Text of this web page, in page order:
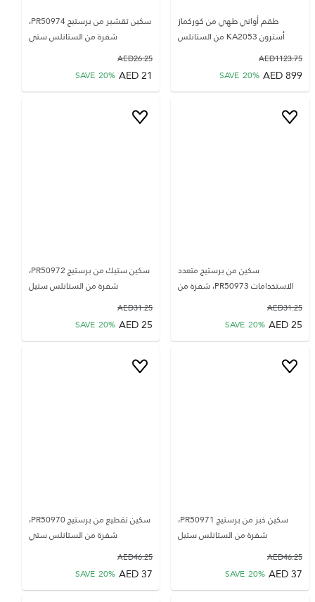
طقم أواني طهي من كوركماز
أسترون KA2053 من الستانلس
1123.75
AED
899
AED
SAVE 20%
سكين تقشير من برستيج PR50974،
شفرة من الستانلس ستي
26.25
AED
21
AED
SAVE 20%
سكين من برستيج متعدد
الاستخدامات PR50973، شفرة من
31.25
AED
25
AED
SAVE 20%
سكين ستيك من برستيج PR50972،
شفرة من الستانلس ستيل
31.25
AED
25
AED
SAVE 20%
سكين خبز من برستيج PR50971،
شفرة من الستانلس ستيل
46.25
AED
37
AED
SAVE 20%
سكين تقطيع من برستيج PR50970،
شفرة من الستانلس ستي
46.25
AED
37
AED
SAVE 20%